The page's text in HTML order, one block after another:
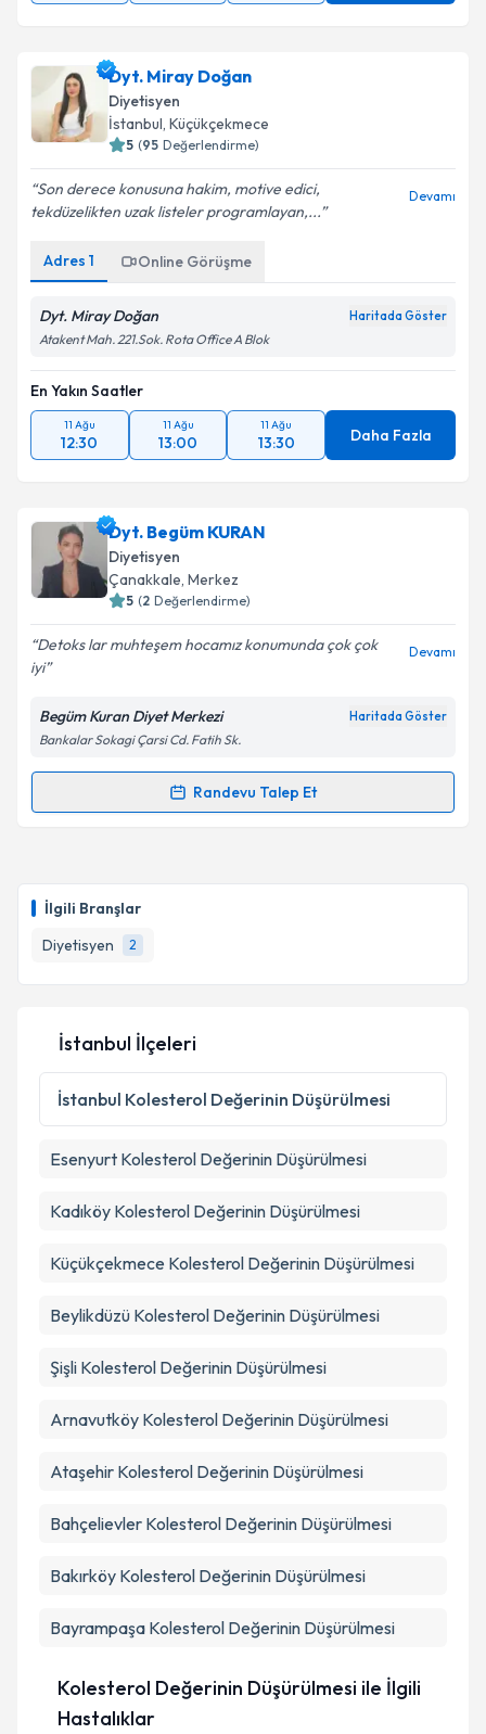
İlgili Branşlar
Diyetisyen
2
Dyt. Miray Doğan
Diyetisyen
İstanbul, Küçükçekmece
5 (95 Değerlendirme)
Son derece konusuna hakim, motive edici,
tekdüzelikten uzak listeler programlayan,...
Devamı
Adres 1 Online Görüşme
Dyt. Miray Doğan Haritada Göster
Atakent Mah. 221.Sok. Rota Office A Blok
En Yakın Saatler
11 Ağu
12:30
11 Ağu
13:00
11 Ağu
13:30 Daha Fazla
Dyt. Begüm KURAN
Diyetisyen
Çanakkale, Merkez
5 (2 Değerlendirme)
Detoks lar muhteşem hocamız konumunda çok çok
iyi
Devamı
Begüm Kuran Diyet Merkezi Haritada Göster
Bankalar Sokagi Çarsi Cd. Fatih Sk.
Randevu Talep Et
Randevu Takvimi Talebi
takvim hazırlandığında e-posta ile bilgilendireceğiz.
E-posta Adresiniz
Kişisel verilerimin işlenmesine ilişkinAydınlatma
Metni
'ni okudum ve kişisel verilerimin belirtilen
kapsamda işlenmesini kabul ediyorum.
İstanbul İlçeleri
İstanbul Kolesterol Değerinin Düşürülmesi
Esenyurt Kolesterol Değerinin Düşürülmesi
Kadıköy Kolesterol Değerinin Düşürülmesi
Küçükçekmece Kolesterol Değerinin Düşürülmesi
Beylikdüzü Kolesterol Değerinin Düşürülmesi
Şişli Kolesterol Değerinin Düşürülmesi
Arnavutköy Kolesterol Değerinin Düşürülmesi
Ataşehir Kolesterol Değerinin Düşürülmesi
Bahçelievler Kolesterol Değerinin Düşürülmesi
Bakırköy Kolesterol Değerinin Düşürülmesi
Bayrampaşa Kolesterol Değerinin Düşürülmesi
Kolesterol Değerinin Düşürülmesi ile İlgili
Hastalıklar